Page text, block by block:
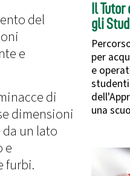
del
e
di
dimensioni
un lato
e
furbi.
Il
gli
per
e
una